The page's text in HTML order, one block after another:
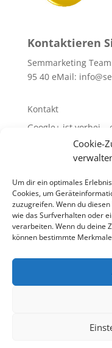
Cookie-
Um dir ein optimales
Cookies, um
zuzugreifen. Wenn du
wie das Surfverhalten oder
verarbeiten. Wenn du deine
können bestimmte
Kontaktieren
Semmarketing
95 40 eMail:
Kontakt
Google+ ist vorbei –
10 SEO-TIPPS
10 SEA – TIPPS
WEB-Site-Audit/SEO
Glossar rund um
10 SEO-
WEB-
Glossar rund